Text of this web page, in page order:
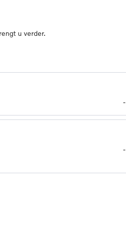
u verder.
-
-